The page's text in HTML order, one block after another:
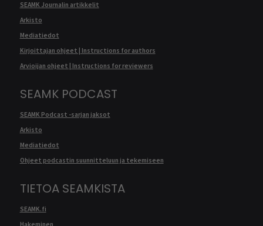
SEAMK Journalin artikkelit
Arkisto
Mediatiedot
Kirjoittajan ohjeet | Instructions for authors
Arvioijan ohjeet | Instructions for reviewers
SEAMK PODCAST
SEAMK Podcast -sarjan jaksot
Arkisto
Mediatiedot
Ohjeet podcastin suunnitteluun ja tekemiseen
TIETOA SEAMKISTA
SEAMK.fi
Hakeminen